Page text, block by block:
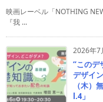
映画レーベル「NOTHING
『我 ...
2026年7
“このデ
デザイ
（木）
l.4」